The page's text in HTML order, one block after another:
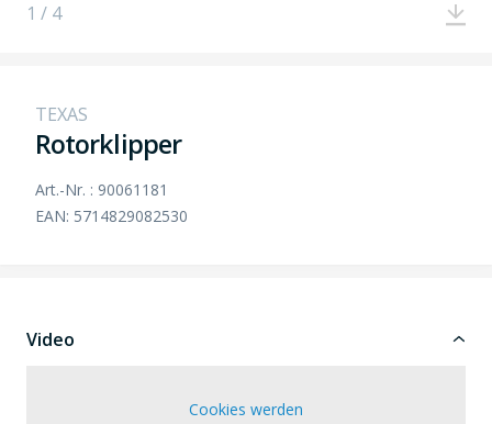
1 / 4
TEXAS
Rotorklipper
Art.-Nr. : 90061181
EAN: 5714829082530
Video
Cookies werden